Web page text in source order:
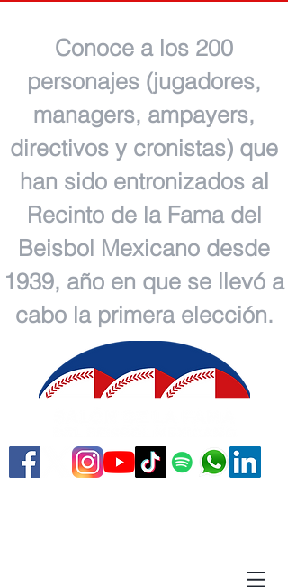
Conoce a los 200
personajes (jugadores,
managers, ampayers,
directivos y cronistas) que
han sido entronizados al
Recinto de la Fama del
Beisbol Mexicano desde
1939, año en que se llevó a
cabo la primera elección.